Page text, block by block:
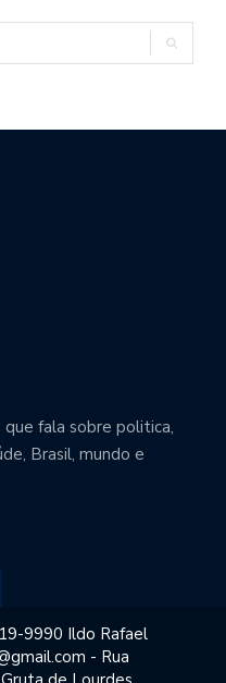
fala sobre politica,
Brasil, mundo e
9990 Ildo Rafael
- Rua